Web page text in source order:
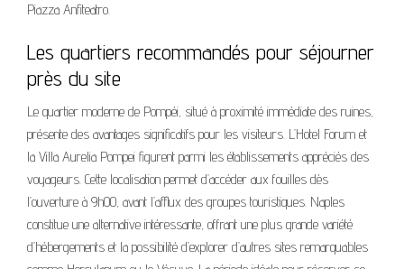
Piazza Anfiteatro.
Les quartiers recommandés pour séjourner
près du site
Le quartier moderne de Pompéi, situé à proximité immédiate des ruines,
présente des avantages significatifs pour les visiteurs. L’Hotel Forum et
la Villa Aurelia Pompei figurent parmi les établissements appréciés des
voyageurs. Cette localisation permet d’accéder aux fouilles dès
l’ouverture à 9h00, avant l’afflux des groupes touristiques. Naples
constitue une alternative intéressante, offrant une plus grande variété
d’hébergements et la possibilité d’explorer d’autres sites remarquables